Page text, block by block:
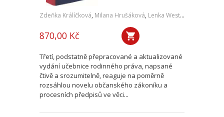
Zdeňka Králíčková, Milana Hrušáková, Lenka Westphalová
870,00 Kč
Třetí, podstatně přepracované a aktualizované
vydání učebnice rodinného práva, napsané
čtivě a srozumitelně, reaguje na poměrně
rozsáhlou novelu občanského zákoníku a
procesních předpisů ve věci...